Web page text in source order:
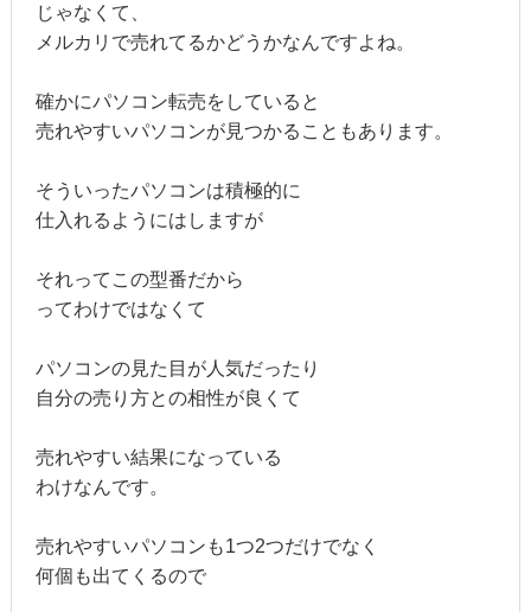
じゃなくて、
メルカリで売れてるかどうかなんですよね。
確かにパソコン転売をしていると
売れやすいパソコンが見つかることもあります。
そういったパソコンは積極的に
仕入れるようにはしますが
それってこの型番だから
ってわけではなくて
パソコンの見た目が人気だったり
自分の売り方との相性が良くて
売れやすい結果になっている
わけなんです。
売れやすいパソコンも1つ2つだけでなく
何個も出てくるので